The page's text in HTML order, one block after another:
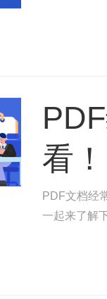
看！
PDF文档经
一起来了解